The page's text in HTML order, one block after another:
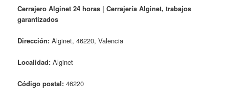
Cerrajero Alginet 24 horas | Cerrajería Alginet, trabajos
garantizados
Dirección: Alginet, 46220, Valencia
Localidad: Alginet
Código postal: 46220